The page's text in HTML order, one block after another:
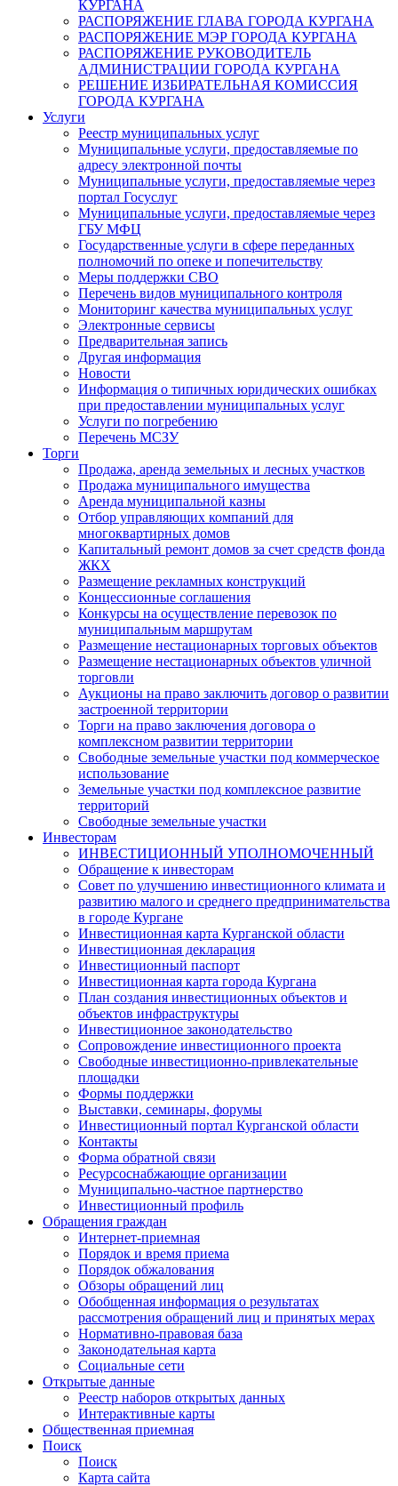
КУРГАНА
РАСПОРЯЖЕНИЕ ГЛАВА ГОРОДА КУРГАНА
РАСПОРЯЖЕНИЕ МЭР ГОРОДА КУРГАНА
РАСПОРЯЖЕНИЕ РУКОВОДИТЕЛЬ
АДМИНИСТРАЦИИ ГОРОДА КУРГАНА
РЕШЕНИЕ ИЗБИРАТЕЛЬНАЯ КОМИССИЯ
ГОРОДА КУРГАНА
Услуги
Реестр муниципальных услуг
Муниципальные услуги, предоставляемые по
адресу электронной почты
Муниципальные услуги, предоставляемые через
портал Госуслуг
Муниципальные услуги, предоставляемые через
ГБУ МФЦ
Государственные услуги в сфере переданных
полномочий по опеке и попечительству
Меры поддержки СВО
Перечень видов муниципального контроля
Мониторинг качества муниципальных услуг
Электронные сервисы
Предварительная запись
Другая информация
Новости
Информация о типичных юридических ошибках
при предоставлении муниципальных услуг
Услуги по погребению
Перечень МСЗУ
Торги
Продажа, аренда земельных и лесных участков
Продажа муниципального имущества
Аренда муниципальной казны
Отбор управляющих компаний для
многоквартирных домов
Капитальный ремонт домов за счет средств фонда
ЖКХ
Размещение рекламных конструкций
Концессионные соглашения
Конкурсы на осуществление перевозок по
муниципальным маршрутам
Размещение нестационарных торговых объектов
Размещение нестационарных объектов уличной
торговли
Аукционы на право заключить договор о развитии
застроенной территории
Торги на право заключения договора о
комплексном развитии территории
Свободные земельные участки под коммерческое
использование
Земельные участки под комплексное развитие
территорий
Свободные земельные участки
Инвесторам
ИНВЕСТИЦИОННЫЙ УПОЛНОМОЧЕННЫЙ
Обращение к инвесторам
Совет по улучшению инвестиционного климата и
развитию малого и среднего предпринимательства
в городе Кургане
Инвестиционная карта Курганской области
Инвестиционная декларация
Инвестиционный паспорт
Инвестиционная карта города Кургана
План создания инвестиционных объектов и
объектов инфраструктуры
Инвестиционное законодательство
Сопровождение инвестиционного проекта
Свободные инвестиционно-привлекательные
площадки
Формы поддержки
Выставки, семинары, форумы
Инвестиционный портал Курганской области
Контакты
Форма обратной связи
Ресурсоснабжающие организации
Муниципально-частное партнерство
Инвестиционный профиль
Обращения граждан
Интернет-приемная
Порядок и время приема
Порядок обжалования
Обзоры обращений лиц
Обобщенная информация о результатах
рассмотрения обращений лиц и принятых мерах
Нормативно-правовая база
Законодательная карта
Социальные сети
Открытые данные
Реестр наборов открытых данных
Интерактивные карты
Общественная приемная
Поиск
Поиск
Карта сайта